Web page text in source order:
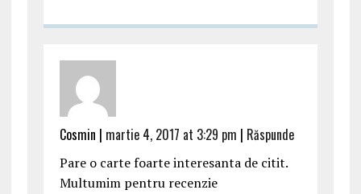
Cosmin | martie 4, 2017 at 3:29 pm | Răspunde
Pare o carte foarte interesanta de citit.
Multumim pentru recenzie